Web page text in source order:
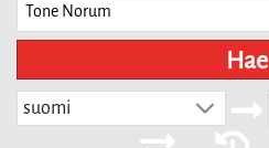
Hae
suomi